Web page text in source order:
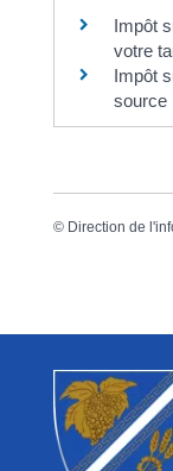
Impôt
votre
Impôt
source
© Direction de